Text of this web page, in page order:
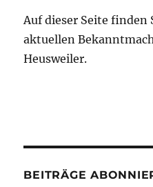
Auf dieser Seite finden
aktuellen
Heusweiler.
BEITRÄGE